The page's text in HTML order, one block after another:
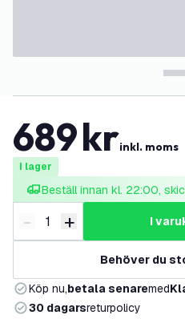
689krinkl. moms
I lager
Beställ innan kl. 22:00,
Minska antal
- Öka antal
+ i
Behöver du
Köp nu,betala senaremed
30 dagarsreturpolicy